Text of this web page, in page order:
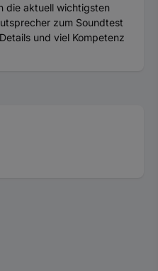
die aktuell wichtigsten
zum Soundtest
und viel Kompetenz